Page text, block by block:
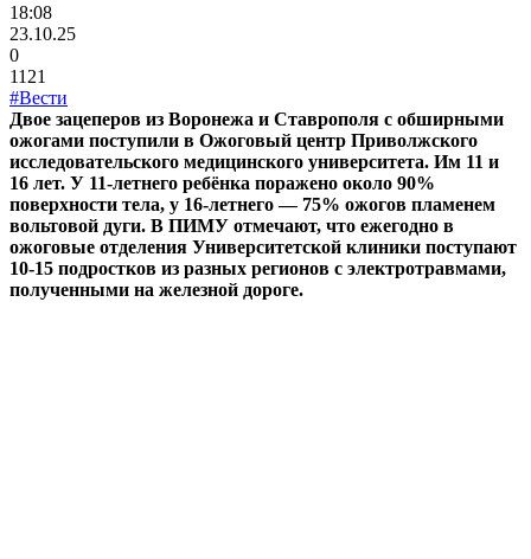
18:08
23.10.25
0
1121
#Вести
Двое зацеперов из Воронежа и Ставрополя с обширными
ожогами поступили в Ожоговый центр Приволжского
исследовательского медицинского университета. Им 11 и
16 лет. У 11-летнего ребёнка поражено около 90%
поверхности тела, у 16-летнего — 75% ожогов пламенем
вольтовой дуги. В ПИМУ отмечают, что ежегодно в
ожоговые отделения Университетской клиники поступают
10-15 подростков из разных регионов с электротравмами,
полученными на железной дороге.